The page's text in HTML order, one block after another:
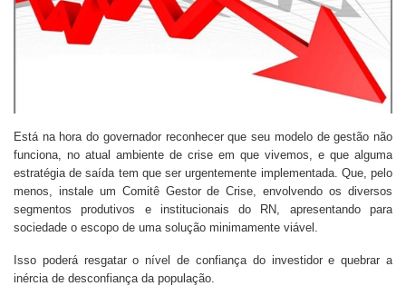
Está na hora do governador reconhecer que seu modelo de gestão não
funciona, no atual ambiente de crise em que vivemos, e que alguma
estratégia de saída tem que ser urgentemente implementada. Que, pelo
menos, instale um Comitê Gestor de Crise, envolvendo os diversos
segmentos produtivos e institucionais do RN, apresentando para
sociedade o escopo de uma solução minimamente viável.
Isso poderá resgatar o nível de confiança do investidor e quebrar a
inércia de desconfiança da população.